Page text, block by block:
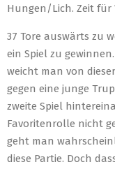
Hungen/Lich. Zeit für
37 Tore auswärts zu
ein Spiel zu
weicht man von
gegen eine junge
zweite Spiel
Favoritenrolle nicht
geht man
diese Partie. Doch